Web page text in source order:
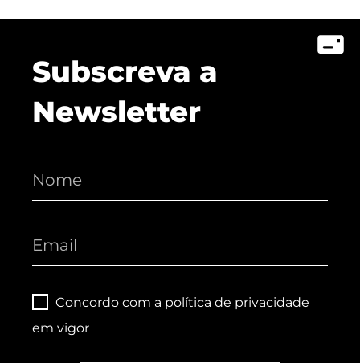
Subscreva a
Newsletter
Concordo com a política de privacidade
em vigor